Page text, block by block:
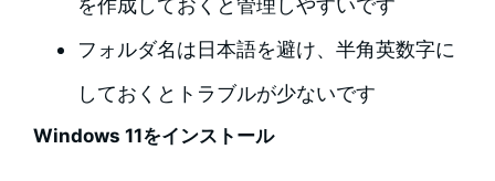
を作成しておくと管理しやすいです
フォルダ名は日本語を避け、半角英数字に
しておくとトラブルが少ないです
Windows 11をインストール